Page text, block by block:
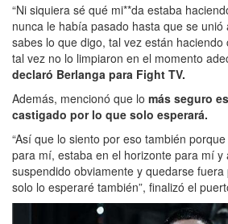
“Ni siquiera sé qué mi**da estaba
nunca le había pasado hasta que se unió
sabes lo que digo, tal vez están
tal vez no lo limpiaron en el momento
declaró Berlanga para Fight TV.
Además, mencionó que lo más seguro
castigado por lo que solo esperará.
“Así que lo siento por eso también
para mí, estaba en el horizonte para mí
suspendido obviamente y quedarse
solo lo esperaré también”, finalizó el